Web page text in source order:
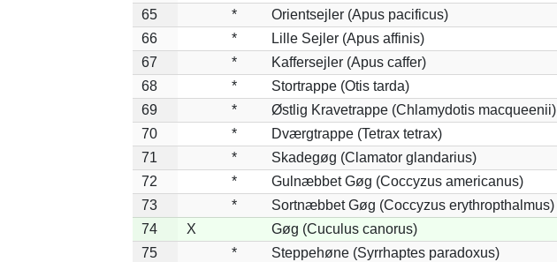
65
*
Orientsejler (Apus pacificus)
66
*
Lille Sejler (Apus affinis)
67
*
Kaffersejler (Apus caffer)
68
*
Stortrappe (Otis tarda)
69
*
Østlig Kravetrappe (Chlamydotis macqueenii)
70
*
Dværgtrappe (Tetrax tetrax)
71
*
Skadegøg (Clamator glandarius)
72
*
Gulnæbbet Gøg (Coccyzus americanus)
73
*
Sortnæbbet Gøg (Coccyzus erythropthalmus)
74
X
Gøg (Cuculus canorus)
75
*
Steppehøne (Syrrhaptes paradoxus)